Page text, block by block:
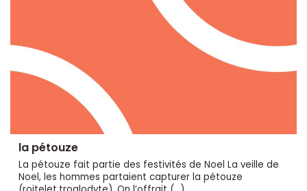
la pétouze
La pétouze fait partie des festivités de Noel La veille de
Noel, les hommes partaient capturer la pétouze